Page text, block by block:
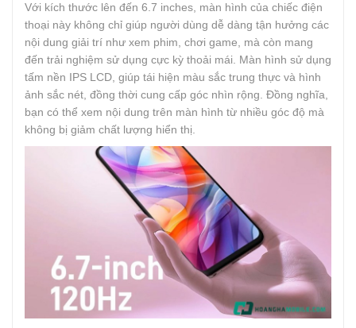
Với kích thước lên đến 6.7 inches, màn hình của chiếc điện
thoại này không chỉ giúp người dùng dễ dàng tận hưởng các
nội dung giải trí như xem phim, chơi game, mà còn mang
đến trải nghiệm sử dụng cực kỳ thoải mái. Màn hình sử dụng
tấm nền IPS LCD, giúp tái hiện màu sắc trung thực và hình
ảnh sắc nét, đồng thời cung cấp góc nhìn rộng. Đồng nghĩa,
bạn có thể xem nội dung trên màn hình từ nhiều góc độ mà
không bị giảm chất lượng hiển thị.